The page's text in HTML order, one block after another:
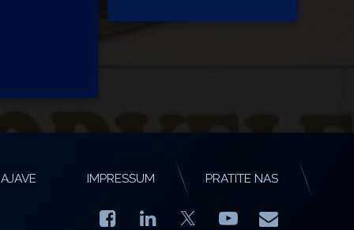
IMPRESSUM PRATITE NAS
Facebook
LinkedIn YouTube
E-mail